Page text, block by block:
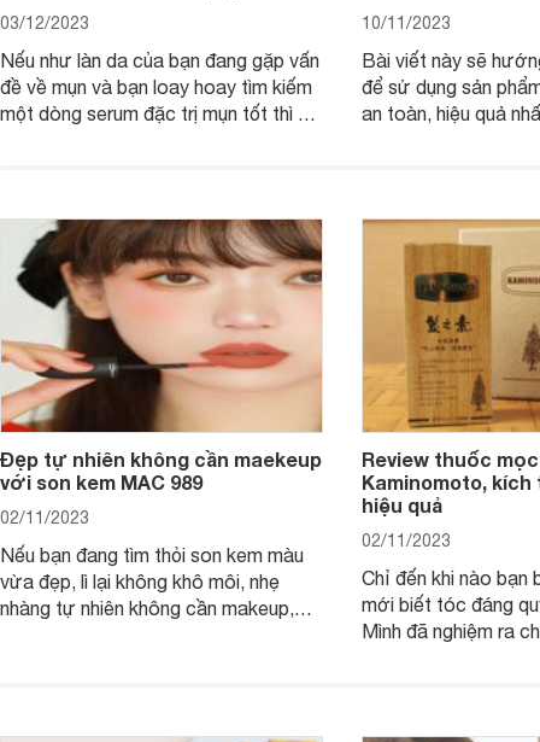
03/12/2023
Nếu như làn da của bạn đang gặp vấn
đề về mụn và bạn loay hoay tìm kiếm
một dòng serum đặc trị mụn tốt thì bài
10/11/2023
Bài viết này sẽ
để sử dụng sản
an toàn, hiệu quả
Đẹp tự nhiên không cần maekeup
với son kem MAC 989
02/11/2023
Nếu bạn đang tìm thỏi son kem màu
vừa đẹp, lì lại không khô môi, nhẹ
nhàng tự nhiên không cần makeup,
Review thuốc
Kaminomoto,
hiệu quả
02/11/2023
Chỉ đến khi nào bạn
mới biết tóc đáng
Mình đã nghiệm ra
gội, xả, trang bị cả